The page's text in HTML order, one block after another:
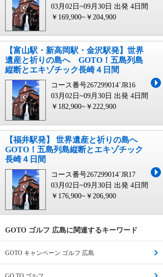
03月02日~09月30日 出発 4日間
￥169,900~￥204,900
【富山駅・新高岡駅・金沢駅発】世界
遺産と祈りの島へ GOTO！五島列島
縦断とエキゾチック長崎４日間
コース番号267299014`JR16
03月02日~09月30日 出発 4日間
￥182,900~￥222,900
【福井駅発】 世界遺産と祈りの島へ
GOTO！五島列島縦断とエキゾチック
長崎４日間
コース番号267299014`JR17
03月02日~09月30日 出発 4日間
￥176,900~￥206,900
GOTO ゴルフ 広島に関連するキーワード
GOTO キャンペーン ゴルフ 広島